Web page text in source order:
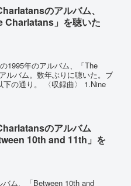
のアルバム、
Charlatans」を聴いた
1995年のアルバム、「The
ルバム。数年ぶりに聴いた。ブ
下の通り。 〈収録曲〉 1.Nine
のアルバム
10th and 11th」を
ム、「Between 10th and